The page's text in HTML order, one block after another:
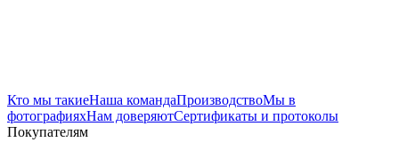
Кто мы такиеНаша командаПроизводствоМы в
фотографияхНам доверяютСертификаты и протоколы
Покупателям